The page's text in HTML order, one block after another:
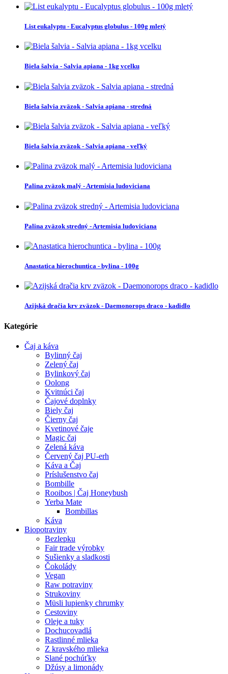
List eukalyptu - Eucalyptus globulus - 100g mletý
Biela šalvia - Salvia apiana - 1kg vcelku
Biela šalvia zväzok - Salvia apiana - stredná
Biela šalvia zväzok - Salvia apiana - veľký
Palina zväzok malý - Artemisia ludoviciana
Palina zväzok stredný - Artemisia ludoviciana
Anastatica hierochuntica - bylina - 100g
Azijská dračia krv zväzok - Daemonorops draco - kadidlo
Kategórie
Čaj a káva
Bylinný čaj
Zelený čaj
Bylinkový čaj
Oolong
Kvitnúci čaj
Čajové doplnky
Biely čaj
Čierny čaj
Kvetinové čaje
Magic čaj
Zelená káva
Červený čaj PU-erh
Káva a Čaj
Príslušenstvo čaj
Bombille
Rooibos | Čaj Honeybush
Yerba Mate
Bombillas
Káva
Biopotraviny
Bezlepku
Fair trade výrobky
Sušienky a sladkosti
Čokolády
Vegan
Raw potraviny
Strukoviny
Müsli lupienky chrumky
Cestoviny
Oleje a tuky
Dochucovadlá
Rastlinné mlieka
Z kravského mlieka
Slané pochúťky
Džúsy a limonády